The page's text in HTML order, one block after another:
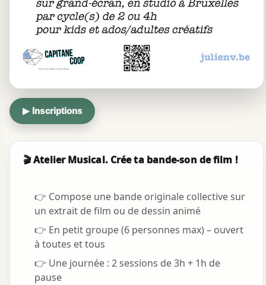
▶ Inscriptions
🎬 Atelier Musical. Crée ta bande-son de film !
👉 Compose une bande originale collective sur
un extrait de film ou de dessin animé
👉 En petit groupe (6 personnes max) – ouvert
à toutes et tous
👉 Une journée : 2 sessions de 3h + 1h de
pause